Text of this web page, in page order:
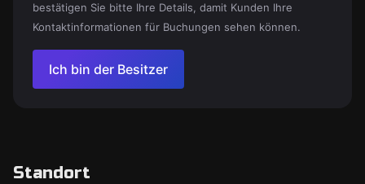
bestätigen Sie bitte Ihre Details, damit Kunden Ihre
Kontaktinformationen für Buchungen sehen können.
Ich bin der Besitzer
Standort